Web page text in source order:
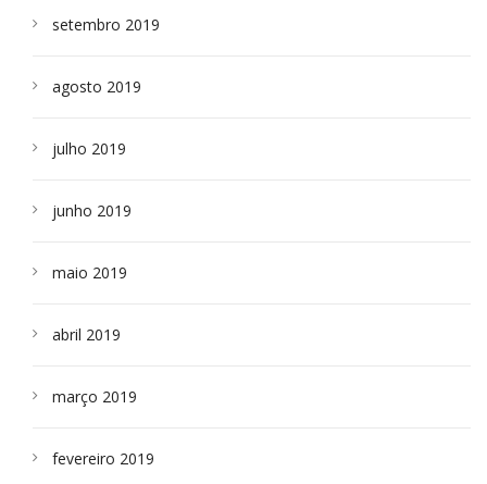
setembro 2019
agosto 2019
julho 2019
junho 2019
maio 2019
abril 2019
março 2019
fevereiro 2019